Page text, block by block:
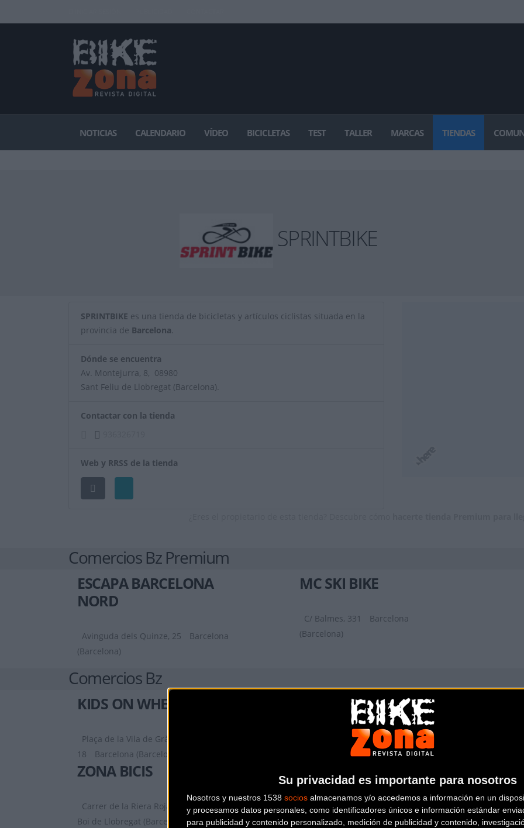
Su privacidad es importante para nosotros
Nosotros y nuestros 1538 socios almacenamos y/o accedemos a información en un
y procesamos datos personales, como identificadores únicos e información estándar
para publicidad y contenido personalizado, medición de publicidad y contenido,
NOTICIAS CALENDARIO VÍDEO BICICLETAS TEST TALLER MARCAS TIENDAS
SPRINTBIKE
SPRINTBIKE es una tienda de bicicletas y artículos ciclistas situada en la
provincia de Barcelona.
Dónde se encuentra
Av. Montejurra, 8, 08980
Sant Feliu de Llobregat (Barcelona).
Contactar con la tienda
Web y RRSS de la tienda
Comercios Bz Premium
ESCAPA BARCELONA
NORD
Avinguda dels Quinze, 25
Barcelona
(Barcelona)
MC SKI BIKE
C/ Balmes, 331
Barcelona
(Barcelona)
Comercios Bz
KIDS ON WHEELS
Plaça de la Vila de Gràcia,
18
Barcelona (Barcelona)
BIKESPORTS
CARRETERA DE SANT BOI 90
SANT
VICENS DELS HORTS (Barcelona)
ZONA BICIS
Carrer de la Riera Roja, 29 C
Sant
Boi de Llobregat (Barcelona)